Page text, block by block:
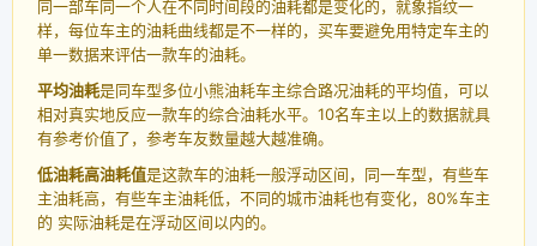
同一部车同一个人在不同时间段的油耗都是变化的，就象指纹一
样，每位车主的油耗曲线都是不一样的，买车要避免用特定车主的
单一数据来评估一款车的油耗。
平均油耗是同车型多位小熊油耗车主综合路况油耗的平均值，可以
相对真实地反应一款车的综合油耗水平。10名车主以上的数据就具
有参考价值了，参考车友数量越大越准确。
低油耗高油耗值是这款车的油耗一般浮动区间，同一车型，有些车
主油耗高，有些车主油耗低，不同的城市油耗也有变化，80%车主
的 实际油耗是在浮动区间以内的。